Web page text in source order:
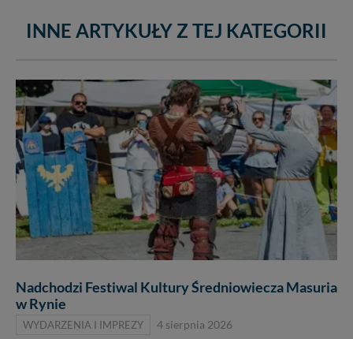
INNE ARTYKUŁY Z TEJ KATEGORII
Nadchodzi Festiwal Kultury Średniowiecza Masuria
w Rynie
WYDARZENIA I IMPREZY 4 sierpnia 2026